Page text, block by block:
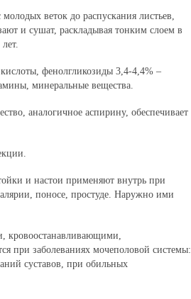
веток до распускания листьев,
и сушат, раскладывая тонким слоем в
фенолгликозиды 3,4-4,4% –
минеральные вещества.
аналогичное аспирину, обеспечивает
и настои применяют внутрь при
поносе, простуде. Наружно ими
кровоостанавливающими,
при заболеваниях мочеполовой системы:
суставов, при обильных